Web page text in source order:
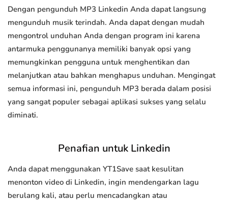
Dengan pengunduh MP3 Linkedin Anda dapat langsung
mengunduh musik terindah. Anda dapat dengan mudah
mengontrol unduhan Anda dengan program ini karena
antarmuka penggunanya memiliki banyak opsi yang
memungkinkan pengguna untuk menghentikan dan
melanjutkan atau bahkan menghapus unduhan. Mengingat
semua informasi ini, pengunduh MP3 berada dalam posisi
yang sangat populer sebagai aplikasi sukses yang selalu
diminati.
Penafian untuk Linkedin
Anda dapat menggunakan YT1Save saat kesulitan
menonton video di Linkedin, ingin mendengarkan lagu
berulang kali, atau perlu mencadangkan atau